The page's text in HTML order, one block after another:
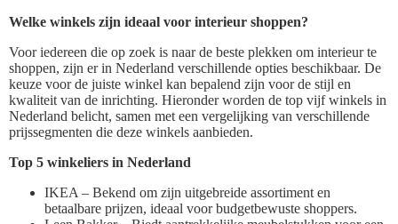
Welke winkels zijn ideaal voor interieur shoppen?
Voor iedereen die op zoek is naar de beste plekken om interieur te
shoppen, zijn er in Nederland verschillende opties beschikbaar. De
keuze voor de juiste winkel kan bepalend zijn voor de stijl en
kwaliteit van de inrichting. Hieronder worden de top vijf winkels in
Nederland belicht, samen met een vergelijking van verschillende
prijssegmenten die deze winkels aanbieden.
Top 5 winkeliers in Nederland
IKEA – Bekend om zijn uitgebreide assortiment en
betaalbare prijzen, ideaal voor budgetbewuste shoppers.